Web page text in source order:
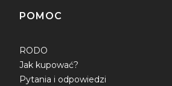
POMOC
RODO
Jak kupować?
Pytania i odpowiedzi